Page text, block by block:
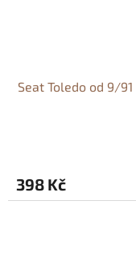
Seat Toledo od 9/91
398 Kč